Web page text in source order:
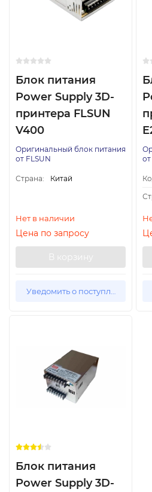
Блок питания
Power Supply 3D-
принтера FLSUN
V400
Оригинальный блок питания
от FLSUN
Страна: Китай
Нет в наличии
Цена по запросу
В корзину
Уведомить о поступлении
Блок питания
Power Supply 3D-